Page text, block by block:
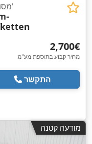
מסוע מערכת מסוע שרשרת מסוע 25 מ'
‏2,700 ‏€
מחיר קבוע בתוספת מע"מ
התקשר
מודעה קטנה